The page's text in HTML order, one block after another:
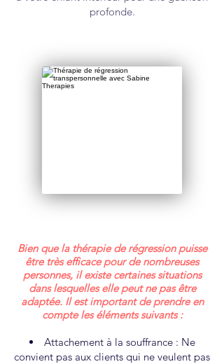
profonde.
Bien que la thérapie de régression puisse
être très efficace pour de nombreuses
personnes, il existe certaines situations
dans lesquelles elle peut ne pas être
adaptée. Il est important de prendre en
compte les éléments suivants :
Attachement à la souffrance : Ne
convient pas aux clients qui ne veulent pas